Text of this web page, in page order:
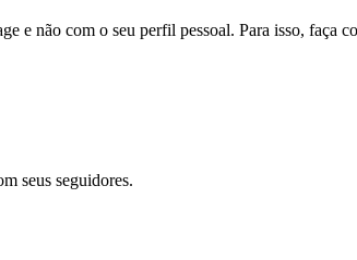
e não com o seu perfil pessoal. Para isso, faça
seus seguidores.